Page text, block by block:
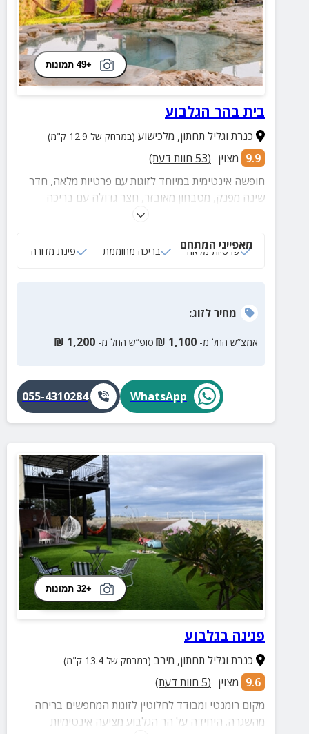
+49 תמונות
בית בהר הגלבוע
כנרת וגליל תחתון, מלכישוע (במרחק של 12.9 ק"מ)
9.9 מצוין (
53 חוות דעת)
חופשה אינטימית במיוחד לזוגות עם פרטיות מלאה, חדר
שינה מפנק, מטבחון מאובזר, חצר גדולה עם בריכה
מחוממת, עמדת מדורה ונוף פסטורלי.
מאפייני המתחם
פרטיות מלאה בריכה מחוממת פינת מדורה
מחירלזוג:
אמצ”ש החל מ- 1,100
₪ סופ”ש החל מ- 1,200
₪
WhatsApp
055-4310284
+32 תמונות
פנינה בגלבוע
כנרת וגליל תחתון, מירב (במרחק של 13.4 ק"מ)
9.6 מצוין (
5 חוות דעת)
מקום רומנטי ומבודד לחלוטין לזוגות המחפשים בריחה
מהשגרה. היחידה על הר הגלבוע מציעה אינטימיות